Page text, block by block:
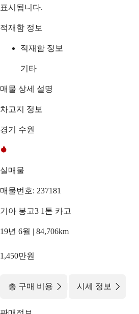
표시됩니다.
적재함 정보
적재함 정보
기타
매물 상세 설명
차고지 정보
경기 수원
실매물
매물번호: 237181
기아 봉고3 1톤 카고
19년 6월 | 84,706km
1,450만원
총 구매 비용 | 시세 정보